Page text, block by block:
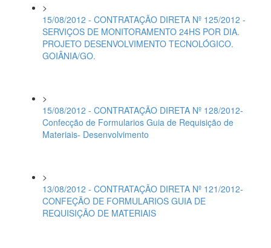
>
15/08/2012 - CONTRATAÇÃO DIRETA Nº 125/2012 -
SERVIÇOS DE MONITORAMENTO 24HS POR DIA.
PROJETO DESENVOLVIMENTO TECNOLÓGICO.
GOIÂNIA/GO.
>
15/08/2012 - CONTRATAÇÃO DIRETA Nº 128/2012-
Confecção de Formularios Guia de Requisição de
Materiais- Desenvolvimento
>
13/08/2012 - CONTRATAÇÃO DIRETA Nº 121/2012-
CONFEÇÃO DE FORMULARIOS GUIA DE
REQUISIÇÃO DE MATERIAIS